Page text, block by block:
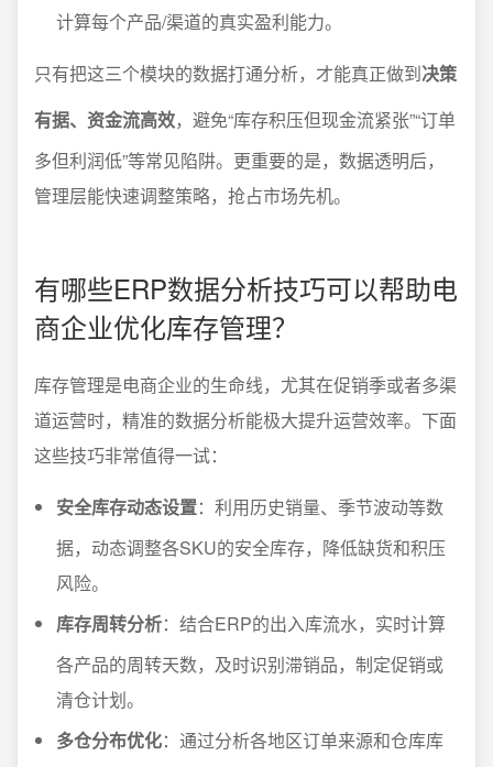
计算每个产品/渠道的真实盈利能力。
只有把这三个模块的数据打通分析，才能真正做到决策
有据、资金流高效，避免“库存积压但现金流紧张”“订单
多但利润低”等常见陷阱。更重要的是，数据透明后，
管理层能快速调整策略，抢占市场先机。
有哪些ERP数据分析技巧可以帮助电
商企业优化库存管理？
库存管理是电商企业的生命线，尤其在促销季或者多渠
道运营时，精准的数据分析能极大提升运营效率。下面
这些技巧非常值得一试：
安全库存动态设置：利用历史销量、季节波动等数
据，动态调整各SKU的安全库存，降低缺货和积压
风险。
库存周转分析：结合ERP的出入库流水，实时计算
各产品的周转天数，及时识别滞销品，制定促销或
清仓计划。
多仓分布优化：通过分析各地区订单来源和仓库库